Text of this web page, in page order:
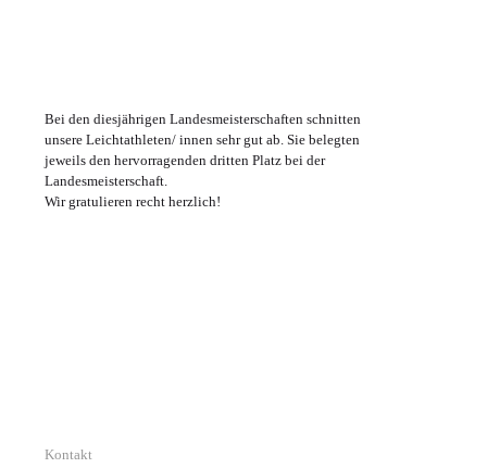
Bei den diesjährigen Landesmeisterschaften schnitten
unsere Leichtathleten/ innen sehr gut ab. Sie belegten
jeweils den hervorragenden dritten Platz bei der
Landesmeisterschaft.
Wir gratulieren recht herzlich!
Kontakt